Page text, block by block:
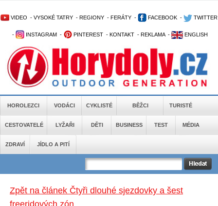
VIDEO - VYSOKÉ TATRY - REGIONY - FERÁTY - FACEBOOK - TWITTER
- INSTAGRAM - PINTEREST - KONTAKT - REKLAMA - ENGLISH
HOROLEZCI VODÁCI CYKLISTÉ BĚŽCI TURISTÉ
CESTOVATELÉ LYŽAŘI DĚTI BUSINESS TEST MÉDIA
ZDRAVÍ JÍDLO A PITÍ
Zpět na článek Čtyři dlouhé sjezdovky a šest
freeridových zón